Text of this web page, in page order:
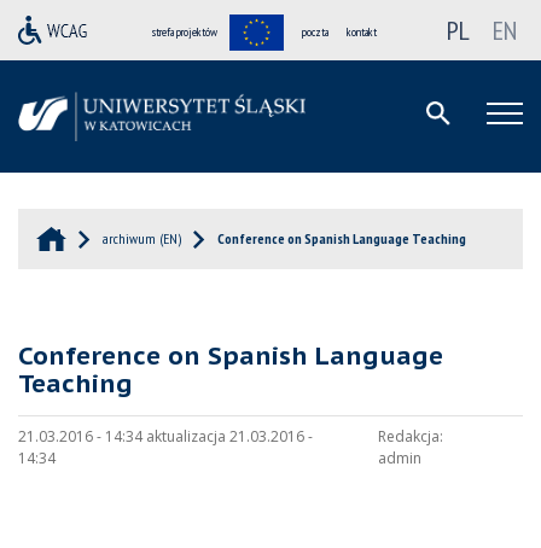
strefa projektów poczta kontakt PL EN
archiwum (EN) Conference on Spanish Language Teaching
Conference on Spanish Language
Teaching
21.03.2016 - 14:34 aktualizacja 21.03.2016 -
14:34
Redakcja:
admin